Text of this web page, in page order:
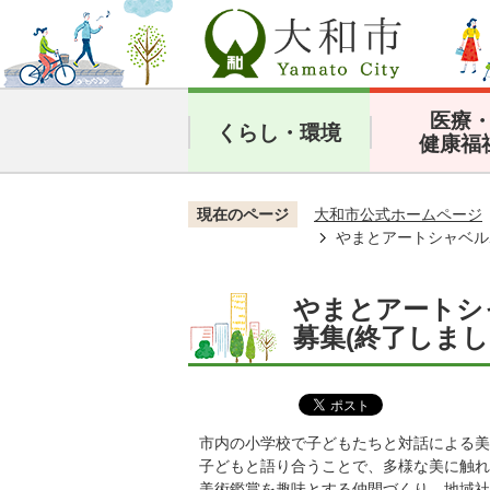
くらし・環境
医療
健康福
現在のページ
大和市公式ホームページ
やまとアートシャベ
やまとアート
募集(終了しま
市内の小学校で子どもたちと対話による
子どもと語り合うことで、多様な美に触